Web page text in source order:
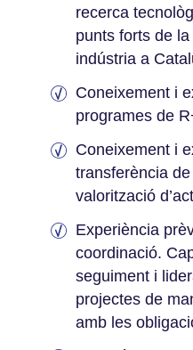
recerca
punts forts de
indústria a
Coneixement i
programes de
Coneixement i
transferència
valorització
Experiència
coordinació.
seguiment i
projectes de
amb les